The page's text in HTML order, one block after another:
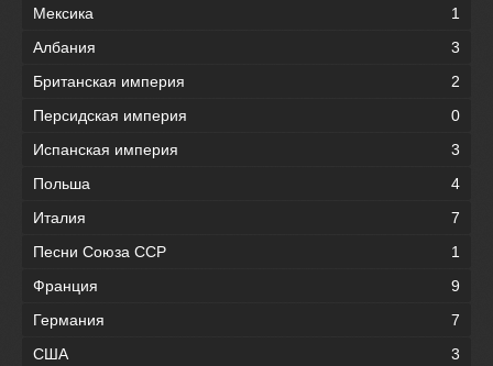
Мексика
1
Албания
3
Британская империя
2
Персидская империя
0
Испанская империя
3
Польша
4
Италия
7
Песни Союза ССР
1
Франция
9
Германия
7
США
3